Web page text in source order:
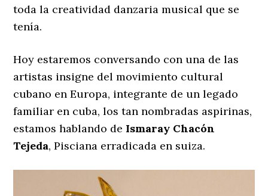
toda la creatividad danzaria musical que se
tenía.
Hoy estaremos conversando con una de las
artistas insigne del movimiento cultural
cubano en Europa, integrante de un legado
familiar en cuba, los tan nombradas aspirinas,
estamos hablando de Ismaray Chacón
Tejeda, Pisciana erradicada en suiza.